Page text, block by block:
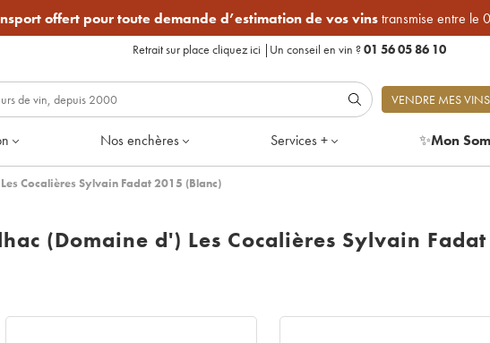
offert pour toute demande d’estimation de vos vinstransmise entre le
Retrait sur place cliquez ici | Un conseil en vin ?01 56 05 86 10
VENDRE MES VINS
Nos enchères Services + ✨Mon
Cocalières Sylvain Fadat 2015 (Blanc)
(Domaine d') Les Cocalières Sylvain Fadat